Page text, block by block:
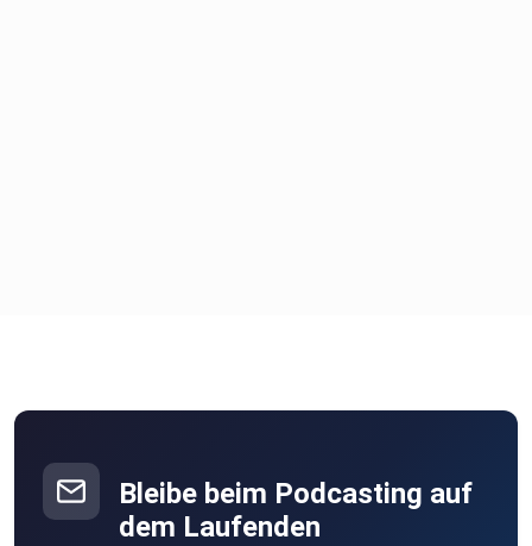
Bleibe beim Podcasting auf
dem Laufenden